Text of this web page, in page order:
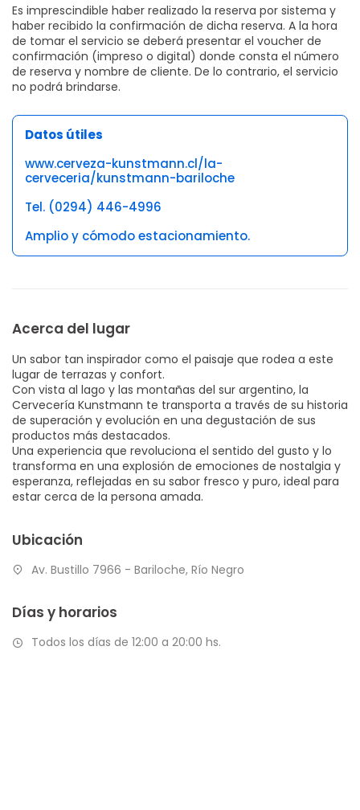
Es imprescindible haber realizado la reserva por sistema y
haber recibido la confirmación de dicha reserva. A la hora
de tomar el servicio se deberá presentar el voucher de
confirmación (impreso o digital) donde consta el número
de reserva y nombre de cliente. De lo contrario, el servicio
no podrá brindarse.
Datos útiles
www.cerveza-kunstmann.cl/la-
cerveceria/kunstmann-bariloche
Tel. (0294) 446-4996
Amplio y cómodo estacionamiento.
Acerca del lugar
Un sabor tan inspirador como el paisaje que rodea a este
lugar de terrazas y confort.
Con vista al lago y las montañas del sur argentino, la
Cervecería Kunstmann te transporta a través de su historia
de superación y evolución en una degustación de sus
productos más destacados.
Una experiencia que revoluciona el sentido del gusto y lo
transforma en una explosión de emociones de nostalgia y
esperanza, reflejadas en su sabor fresco y puro, ideal para
estar cerca de la persona amada.
Ubicación
Av. Bustillo 7966 - Bariloche, Río Negro
Días y horarios
Todos los días de 12:00 a 20:00 hs.